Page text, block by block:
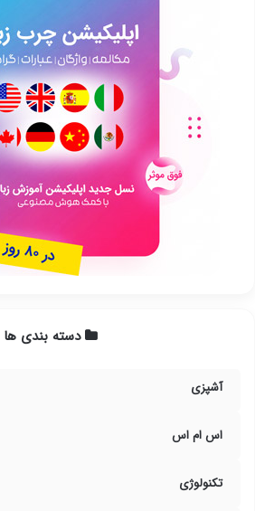
دسته بندی ها
آشپزی
اس ام اس
تکنولوژی